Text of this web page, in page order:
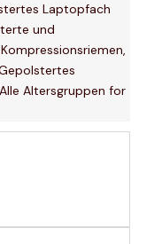
Laptopfach
und
Altersgruppen for